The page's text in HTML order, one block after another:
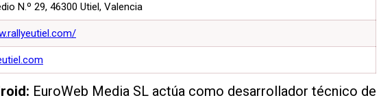
N.º 29, 46300 Utiel, Valencia
EuroWeb Media SL actúa como desarrollador técnico de